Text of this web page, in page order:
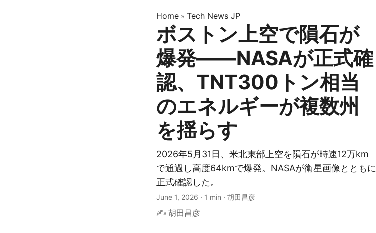
Home » Tech News JP
ボストン上空で隕石が
爆発——NASAが正式確
認、TNT300トン相当
のエネルギーが複数州
を揺らす
2026年5月31日、米北東部上空を隕石が時速12万km
で通過し高度64kmで爆発。NASAが衛星画像とともに
正式確認した。
June 1, 2026 · 1 min · 胡田昌彦
✍️ 胡田昌彦